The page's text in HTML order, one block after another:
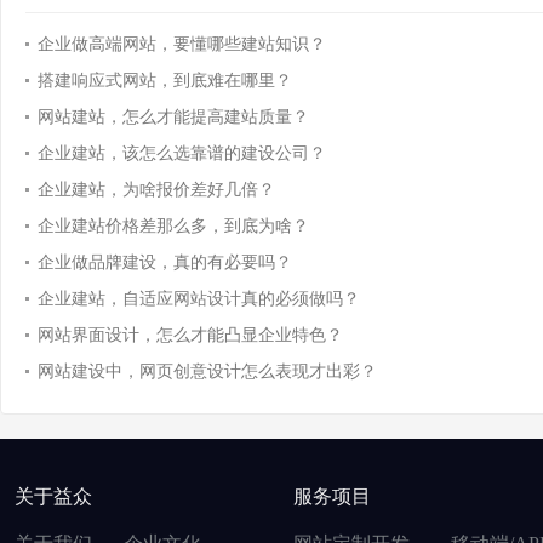
企业做高端网站，要懂哪些建站知识？
搭建响应式网站，到底难在哪里？
网站建站，怎么才能提高建站质量？
企业建站，该怎么选靠谱的建设公司？
企业建站，为啥报价差好几倍？
企业建站价格差那么多，到底为啥？
企业做品牌建设，真的有必要吗？
企业建站，自适应网站设计真的必须做吗？
网站界面设计，怎么才能凸显企业特色？
网站建设中，网页创意设计怎么表现才出彩？
关于益众 服务项目